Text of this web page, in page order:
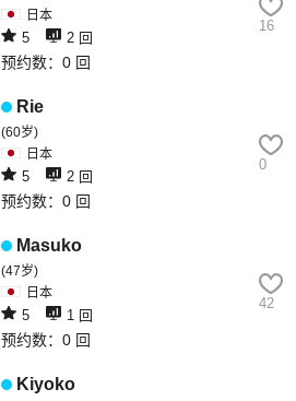
日本
5 2 回
预约数：0 回
16
Rie
(60岁)
日本
5 2 回
预约数：0 回
0
Masuko
(47岁)
日本
5 1 回
预约数：0 回
42
Kiyoko